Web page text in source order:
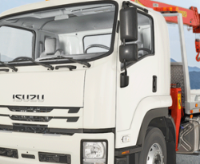
sobre la Salud y el
fundada por los consorcios
Zeitungse, se
al laboratorio Lovelace